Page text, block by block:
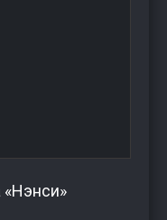
«Нэнси»